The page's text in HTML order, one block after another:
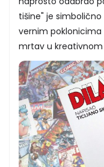
tišine" je
vernim poklonicima
mrtav u kreativnom